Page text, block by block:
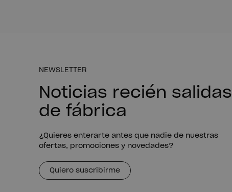
NEWSLETTER
Noticias recién salidas
de fábrica
¿Quieres enterarte antes que nadie de nuestras
ofertas, promociones y novedades?
Quiero suscribirme